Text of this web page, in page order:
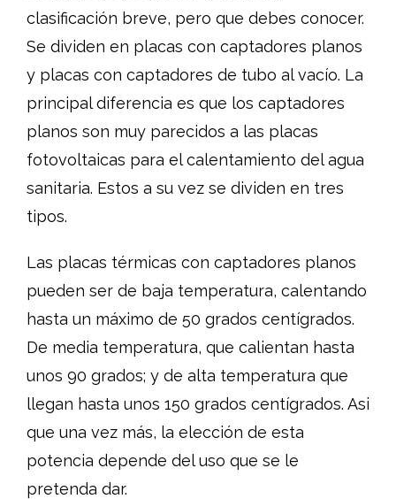
clasificación breve, pero que debes conocer.
Se dividen en placas con captadores planos
y placas con captadores de tubo al vacío. La
principal diferencia es que los captadores
planos son muy parecidos a las placas
fotovoltaicas para el calentamiento del agua
sanitaria. Estos a su vez se dividen en tres
tipos.
Las placas térmicas con captadores planos
pueden ser de baja temperatura, calentando
hasta un máximo de 50 grados centígrados.
De media temperatura, que calientan hasta
unos 90 grados; y de alta temperatura que
llegan hasta unos 150 grados centígrados. Asi
que una vez más, la elección de esta
potencia depende del uso que se le
pretenda dar.